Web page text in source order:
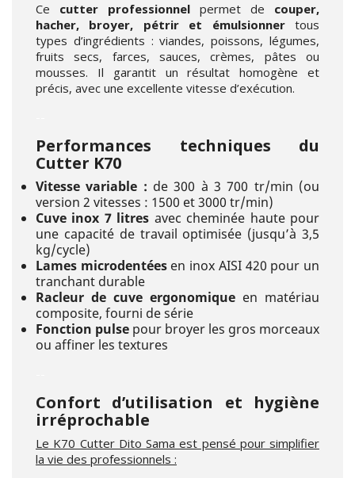
Ce cutter professionnel permet de couper,
hacher, broyer, pétrir et émulsionnertous
types d’ingrédients : viandes, poissons, légumes,
fruits secs, farces, sauces, crèmes, pâtes ou
mousses. Il garantit un résultat homogène et
précis, avec une excellente vitesse d’exécution.
Performances techniques du
Cutter K70
Vitesse variable : de 300 à 3 700 tr/min (ou
version 2 vitesses : 1500 et 3000 tr/min)
Cuve inox 7 litres avec cheminée haute pour
une capacité de travail optimisée (jusqu’à 3,5
kg/cycle)
Lames microdentéesen inox AISI 420 pour un
tranchant durable
Racleur de cuve ergonomique en matériau
composite, fourni de série
Fonction pulse pour broyer les gros morceaux
ou affiner les textures
Confort d’utilisation et hygiène
irréprochable
Le K70 Cutter Dito Sama est pensé pour simplifier
la vie des professionnels :